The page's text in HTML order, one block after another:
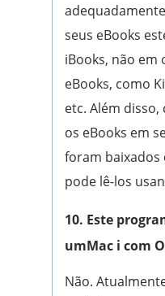
seus eBooks
iBooks, não
eBooks, como
etc. Além
os eBooks em
foram baixados
pode lê-los
10. Este
umMac i com
Não.